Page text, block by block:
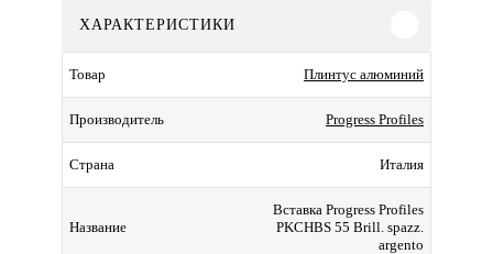
ХАРАКТЕРИСТИКИ
Товар Плинтус алюминий
Производитель Progress Profiles
Страна Италия
Название
Вставка Progress Profiles
PKCHBS 55 Brill. spazz.
argento